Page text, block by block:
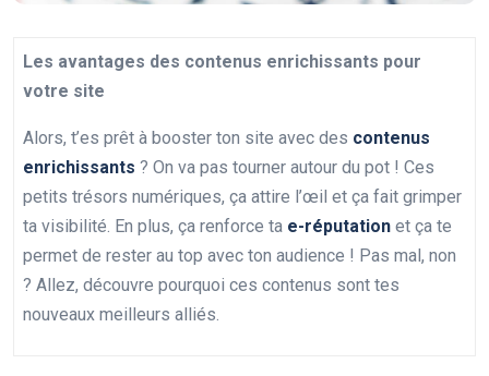
Les avantages des contenus enrichissants pour
votre site
Alors, t’es prêt à booster ton site avec des contenus
enrichissants ? On va pas tourner autour du pot ! Ces
petits trésors numériques, ça attire l’œil et ça fait grimper
ta visibilité. En plus, ça renforce ta e-réputation et ça te
permet de rester au top avec ton audience ! Pas mal, non
? Allez, découvre pourquoi ces contenus sont tes
nouveaux meilleurs alliés.